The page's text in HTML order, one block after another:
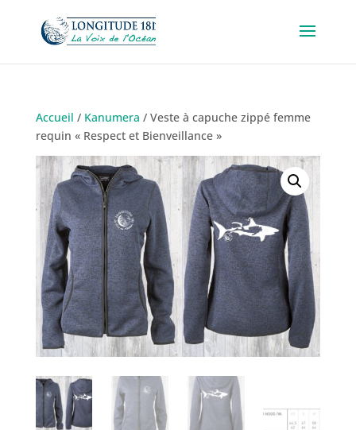
Accueil / Kanumera / Veste à capuche zippé femme
requin « Respect et Bienveillance »